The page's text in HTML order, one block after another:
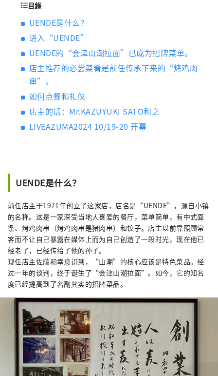
共吸引了约75万人参加。 2018年，成立
Ramen Switch株式会社，并发布全球首个拉面
饰品品牌“ZURU+”。拉面清酒《NOODLE
SAKE -Shunka Autumn and Winter-》《Rice
and Agave Craft Salmon for Ramen》的制作
作者（正文社）
目錄
UENDE是什么？
进入“UENDE”
UENDE的“会津山潮拉面”已成为招牌菜单。
店主推荐的必尝菜肴是前任传承下来的“烤鸡肉
串”。
如何点餐和礼仪
店主的话：Mr.KAZUYUKI SATO和之
LIVEAZUMA2024 10/19-20 开幕
UENDE是什么？
前任店主于1971年创立了这家店，店名是“UENDE”，源自小镇
的名称。这是一家深受当地人喜爱的餐厅，菜单简单，有中式面
条、烤鸡肉串（烤鸡肉串是猪肉串）和饺子。店主以前靠照顾常
客而不让自己暴露在媒体上而为自己创造了一段时光，现在他已
经老了，已经传给了他的孙子。
现任店主佐藤和幸意识到，“山潮”的核心应该是特色菜品。经
过一年的谈判，终于诞生了“会津山潮拉面”。如今，它的知名
度已经提高到了名副其实的招牌菜品。